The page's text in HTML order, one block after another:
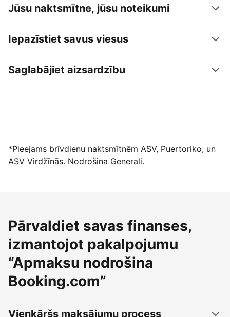
Jūsu naktsmītne, jūsu noteikumi
Iepazīstiet savus viesus
Saglabājiet aizsardzību
Izvietot piedāvājumu mūsu platformā
*Pieejams brīvdienu naktsmītnēm ASV, Puertoriko, un
ASV Virdžīnās. Nodrošina Generali.
Pārvaldiet savas finanses,
izmantojot pakalpojumu
“Apmaksu nodrošina
Booking.com”
Vienkāršs maksājumu process